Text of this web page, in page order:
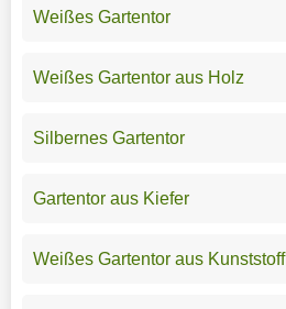
Weißes Gartentor
Weißes Gartentor aus Holz
Silbernes Gartentor
Gartentor aus Kiefer
Weißes Gartentor aus Kunststoff